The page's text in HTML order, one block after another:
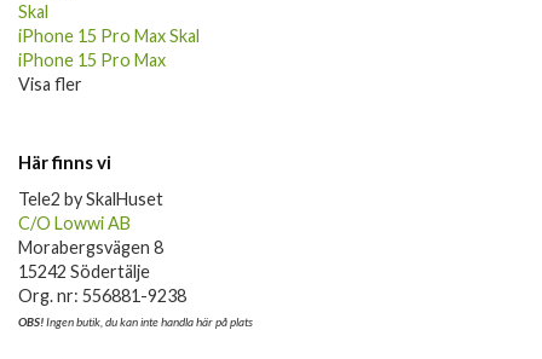
Skal
iPhone 15 Pro Max Skal
iPhone 15 Pro Max
Visa fler
Här finns vi
Tele2 by SkalHuset
C/O Lowwi AB
Morabergsvägen 8
15242 Södertälje
Org. nr: 556881-9238
OBS!Ingen butik, du kan inte handla här på plats